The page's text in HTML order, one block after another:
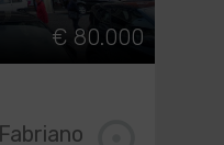
€ 80.000
Fabriano